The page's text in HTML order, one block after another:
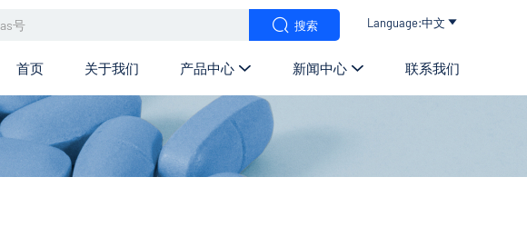
 搜索 Language:中文 
首页 关于我们 产品中心  新闻中心  联系我们